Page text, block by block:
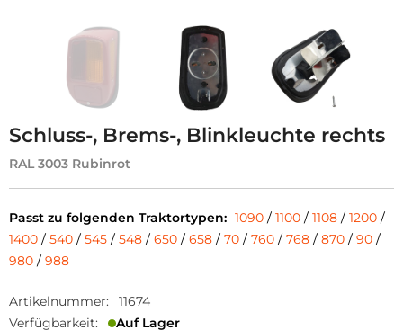
Schluss-, Brems-, Blinkleuchte rechts
RAL 3003 Rubinrot
Passt zu folgenden Traktortypen: 1090 / 1100 / 1108 / 1200 /
1400 / 540 / 545 / 548 / 650 / 658 / 70 / 760 / 768 / 870 / 90 /
980 / 988
Artikelnummer:
11674
Verfügbarkeit:
Auf Lager